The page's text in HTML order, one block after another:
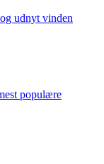
udnyt vinden
populære